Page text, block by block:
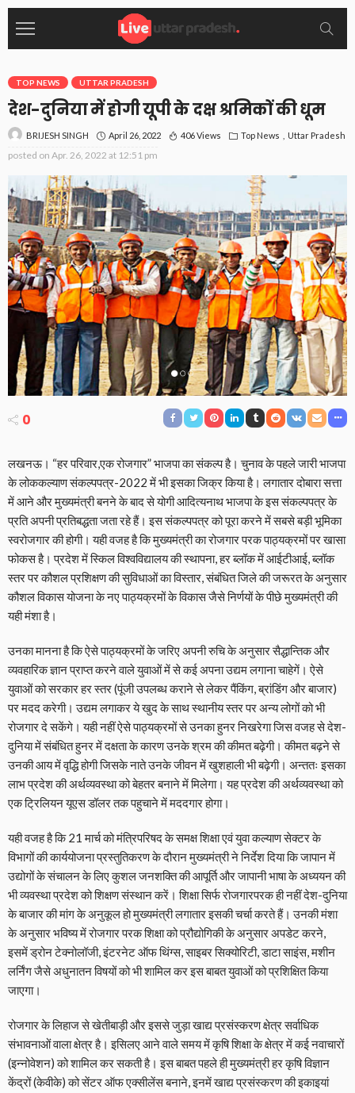
TOP NEWS UTTAR PRADESH
देश-दुनिया में होगी यूपी के दक्ष श्रमिकों की धूम
BRIJESH SINGH April 26, 2022 406 Views Top News Uttar Pradesh
posted on Apr. 26, 2022 at 12:51 pm
0
लखनऊ। “हर परिवार,एक रोजगार” भाजपा का संकल्प है। चुनाव के पहले जारी भाजपा
के लोककल्याण संकल्पपत्र-2022 में भी इसका जिक्र किया है। लगातार दोबारा सत्ता
में आने और मुख्यमंत्री बनने के बाद से योगी आदित्यनाथ भाजपा के इस संकल्पपत्र के
प्रति अपनी प्रतिबद्धता जता रहे हैं। इस संकल्पपत्र को पूरा करने में सबसे बड़ी भूमिका
स्वरोजगार की होगी। यही वजह है कि मुख्यमंत्री का रोजगार परक पाठ्यक्रमों पर खासा
फोकस है। प्रदेश में स्किल विश्वविद्यालय की स्थापना, हर ब्लॉक में आईटीआई, ब्लॉक
स्तर पर कौशल प्रशिक्षण की सुविधाओं का विस्तार, संबंधित जिले की जरूरत के अनुसार
कौशल विकास योजना के नए पाठ्यक्रमों के विकास जैसे निर्णयों के पीछे मुख्यमंत्री की
यही मंशा है।
उनका मानना है कि ऐसे पाठ्यक्रमों के जरिए अपनी रुचि के अनुसार सैद्धान्तिक और
व्यवहारिक ज्ञान प्राप्त करने वाले युवाओं में से कई अपना उद्यम लगाना चाहेगें। ऐसे
युवाओं को सरकार हर स्तर (पूंजी उपलब्ध कराने से लेकर पैंकिंग, ब्रांडिंग और बाजार)
पर मदद करेगी। उद्यम लगाकर ये खुद के साथ स्थानीय स्तर पर अन्य लोगों को भी
रोजगार दे सकेंगे। यही नहीं ऐसे पाठ्यक्रमों से उनका हुनर निखरेगा जिस वजह से देश-
दुनिया में संबंधित हुनर में दक्षता के कारण उनके श्रम की कीमत बढ़ेगी। कीमत बढ़ने से
उनकी आय में वृद्धि होगी जिसके नाते उनके जीवन में खुशहाली भी बढ़ेगी। अन्ततः इसका
लाभ प्रदेश की अर्थव्यवस्था को बेहतर बनाने में मिलेगा। यह प्रदेश की अर्थव्यवस्था को
एक ट्रिलियन यूएस डॉलर तक पहुचाने में मददगार होगा।
यही वजह है कि 21 मार्च को मंत्रिपरिषद के समक्ष शिक्षा एवं युवा कल्याण सेक्टर के
विभागों की कार्ययोजना प्रस्तुतिकरण के दौरान मुख्यमंत्री ने निर्देश दिया कि जापान में
उद्योगों के संचालन के लिए कुशल जनशक्ति की आपूर्ति और जापानी भाषा के अध्ययन की
भी व्यवस्था प्रदेश को शिक्षण संस्थान करें। शिक्षा सिर्फ रोजगारपरक ही नहीं देश-दुनिया
के बाजार की मांग के अनुकूल हो मुख्यमंत्री लगातार इसकी चर्चा करते हैं। उनकी मंशा
के अनुसार भविष्य में रोजगार परक शिक्षा को प्रौद्योगिकी के अनुसार अपडेट करने,
इसमें ड्रोन टेक्नोलॉजी, इंटरनेट ऑफ थिंग्स, साइबर सिक्योरिटी, डाटा साइंस, मशीन
लर्निंग जैसे अधुनातन विषयों को भी शामिल कर इस बाबत युवाओं को प्रशिक्षित किया
जाएगा।
रोजगार के लिहाज से खेतीबाड़ी और इससे जुड़ा खाद्य प्रसंस्करण क्षेत्र सर्वाधिक
संभावनाओं वाला क्षेत्र है। इसिलए आने वाले समय में कृषि शिक्षा के क्षेत्र में कई नवाचारों
(इन्नोवेशन) को शामिल कर सकती है। इस बाबत पहले ही मुख्यमंत्री हर कृषि विज्ञान
केंद्रों (केवीके) को सेंटर ऑफ एक्सीलेंस बनाने, इनमें खाद्य प्रसंस्करण की इकाइयां